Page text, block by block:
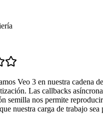
Veo 3 en nuestra cadena de
Las callbacks
semilla nos permite
nuestra carga de trabajo sea